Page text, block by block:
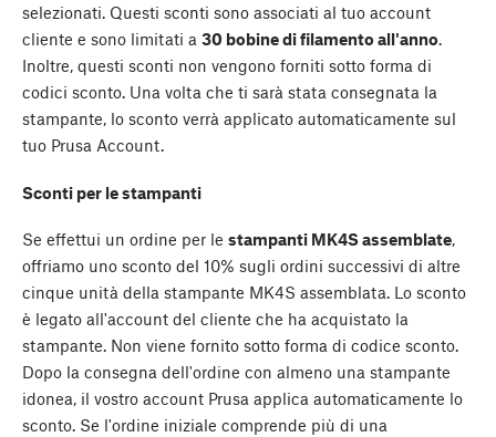
selezionati. Questi sconti sono associati al tuo account
cliente e sono limitati a 30 bobine di filamento all'anno.
Inoltre, questi sconti non vengono forniti sotto forma di
codici sconto. Una volta che ti sarà stata consegnata la
stampante, lo sconto verrà applicato automaticamente sul
tuo Prusa Account.
Sconti per le stampanti
Se effettui un ordine per le stampanti MK4S assemblate,
offriamo uno sconto del 10% sugli ordini successivi di altre
cinque unità della stampante MK4S assemblata. Lo sconto
è legato all'account del cliente che ha acquistato la
stampante. Non viene fornito sotto forma di codice sconto.
Dopo la consegna dell'ordine con almeno una stampante
idonea, il vostro account Prusa applica automaticamente lo
sconto. Se l'ordine iniziale comprende più di una